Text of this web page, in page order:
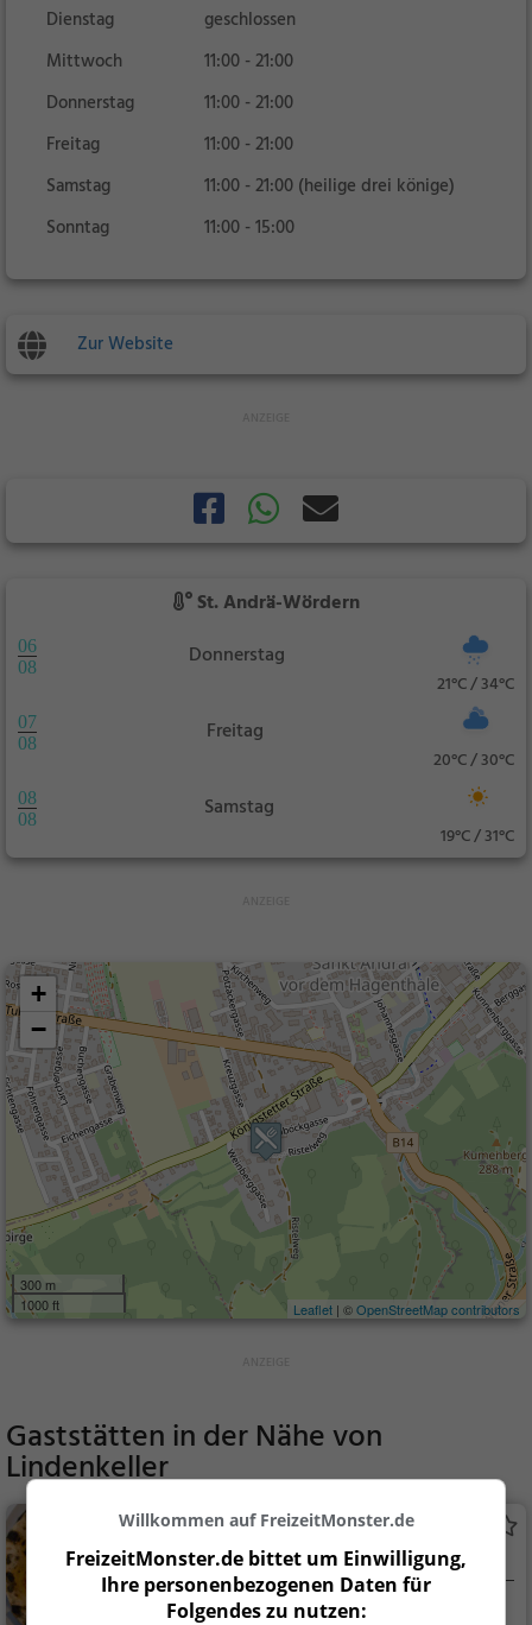
Dienstag
geschlossen
Mittwoch
11:00 - 21:00
Donnerstag
11:00 - 21:00
Freitag
11:00 - 21:00
Samstag
11:00 - 21:00 (heilige drei könige)
Sonntag
11:00 - 15:00
Zur Website
St. Andrä-Wördern
06
08
Donnerstag
21°C / 34°C
07
08
Freitag
20°C / 30°C
08
08
Samstag
19°C / 31°C
+
−
300 m
1000 ft
Leaflet | ©OpenStreetMap contributors
Gaststätten in der Nähe von
Lindenkeller
Kulturcafe
Italienisches Restaurant in St. Andrä-
Wördern
St. Andrä-Wörder
Willkommen auf FreizeitMonster.de
FreizeitMonster.de bittet um Einwilligung,
Ihre personenbezogenen Daten für
Folgendes zu nutzen: